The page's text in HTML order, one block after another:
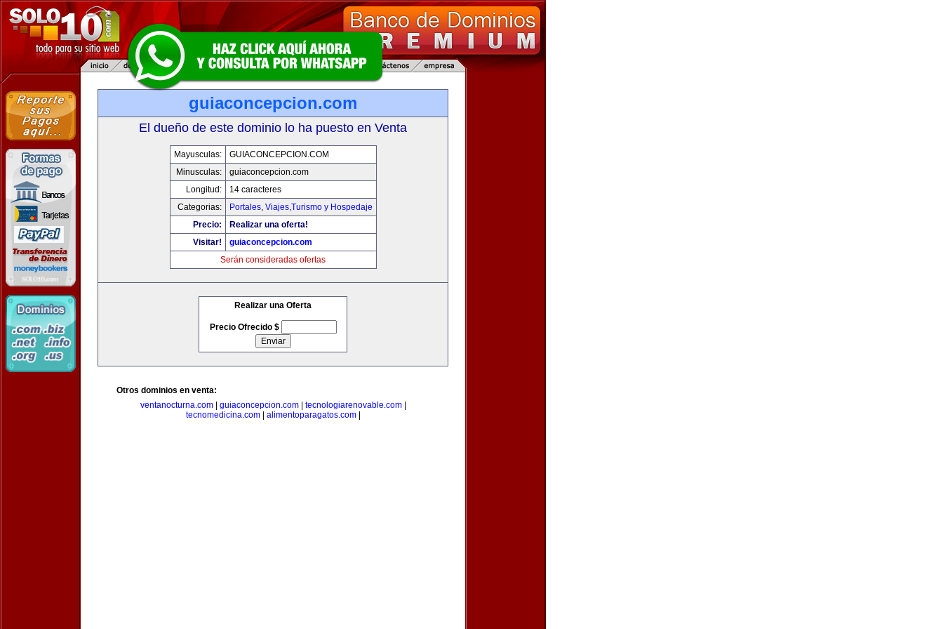
guiaconcepcion.com
El dueño de este dominio lo ha puesto en Venta
Mayusculas:
GUIACONCEPCION.COM
Minusculas:
guiaconcepcion.com
Longitud:
14 caracteres
Categorias:
Portales, Viajes,Turismo y Hospedaje
Precio:
Realizar una oferta!
Visitar!
guiaconcepcion.com
Serán consideradas ofertas
Realizar una Oferta
Precio Ofrecido $
Otros dominios en venta:
ventanocturna.com| guiaconcepcion.com| tecnologiarenovable.com|
tecnomedicina.com| alimentoparagatos.com|